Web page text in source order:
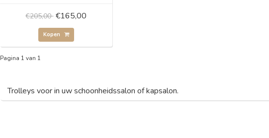
€205,00 €165,00
Kopen
Pagina 1 van 1
Trolleys voor in uw schoonheidssalon of kapsalon.